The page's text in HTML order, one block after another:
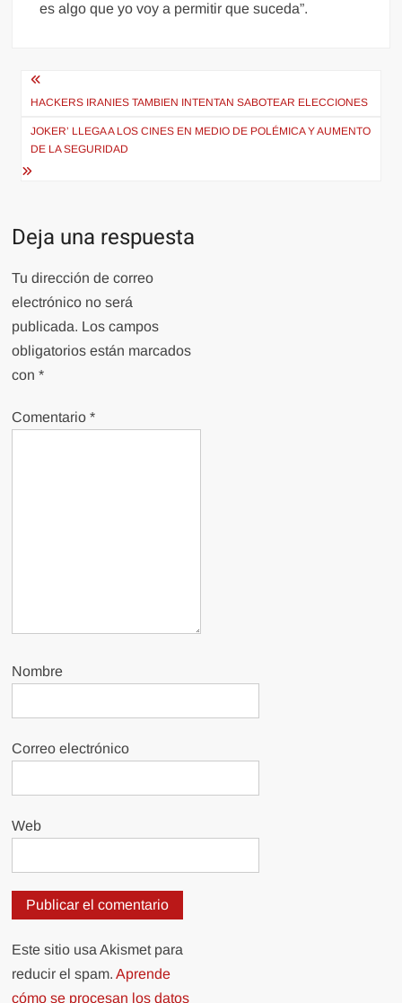
es algo que yo voy a permitir que suceda”.
Navegación
de
entradas
HACKERS IRANIES TAMBIEN INTENTAN SABOTEAR ELECCIONES
JOKER’ LLEGA A LOS CINES EN MEDIO DE POLÉMICA Y AUMENTO
DE LA SEGURIDAD
Deja una respuesta
Tu dirección de correo
electrónico no será
publicada. Los campos
obligatorios están marcados
con*
Comentario*
Nombre
Correo electrónico
Web
Este sitio usa Akismet para
reducir el spam.Aprende
cómo se procesan los datos